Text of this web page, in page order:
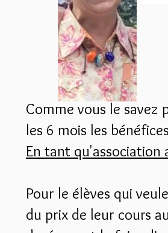
Comme vous le
les 6 mois les
En tant qu'association
Pour le élèves qui
du prix de leur cours